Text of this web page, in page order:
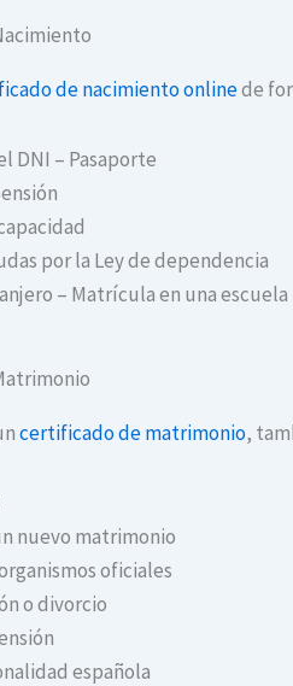
de nacimiento onlinede
DNI – Pasaporte
por la Ley de dependencia
– Matrícula en una escuela
certificado de matrimonio,
nuevo matrimonio
oficiales
o divorcio
española